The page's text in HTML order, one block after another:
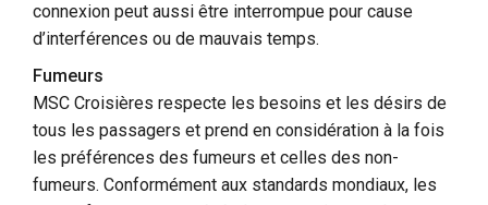
connexion peut aussi être interrompue pour cause
d’interférences ou de mauvais temps.
Fumeurs
MSC Croisières respecte les besoins et les désirs de
tous les passagers et prend en considération à la fois
les préférences des fumeurs et celles des non-
fumeurs. Conformément aux standards mondiaux, les